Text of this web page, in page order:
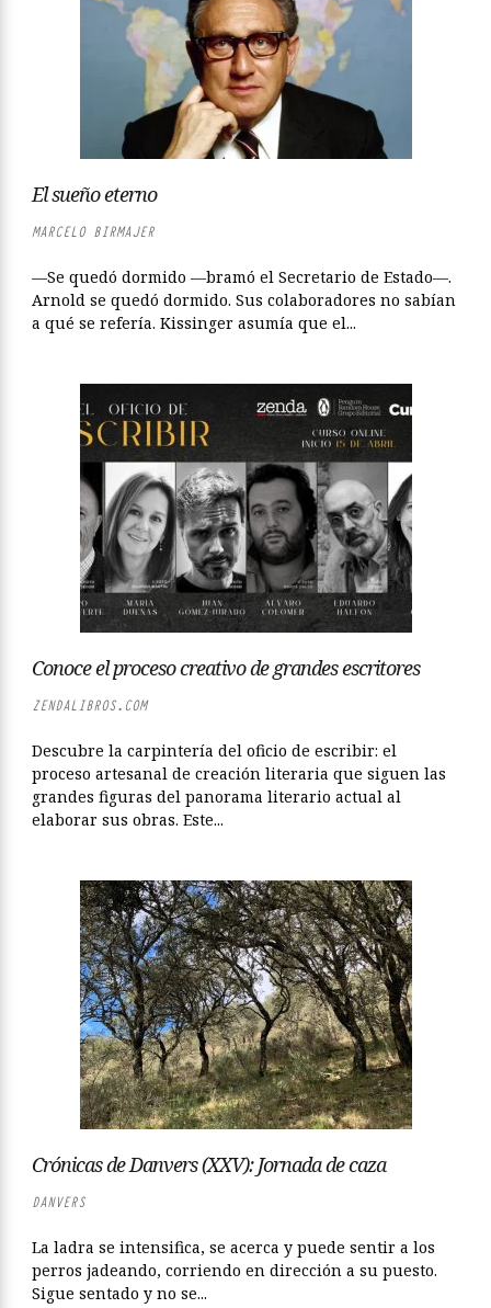
El sueño eterno
MARCELO BIRMAJER
—Se quedó dormido —bramó el Secretario de Estado—.
Arnold se quedó dormido. Sus colaboradores no sabían
a qué se refería. Kissinger asumía que el...
Conoce el proceso creativo de grandes escritores
ZENDALIBROS.COM
Descubre la carpintería del oficio de escribir: el
proceso artesanal de creación literaria que siguen las
grandes figuras del panorama literario actual al
elaborar sus obras. Este...
Crónicas de Danvers (XXV): Jornada de caza
DANVERS
La ladra se intensifica, se acerca y puede sentir a los
perros jadeando, corriendo en dirección a su puesto.
Sigue sentado y no se...